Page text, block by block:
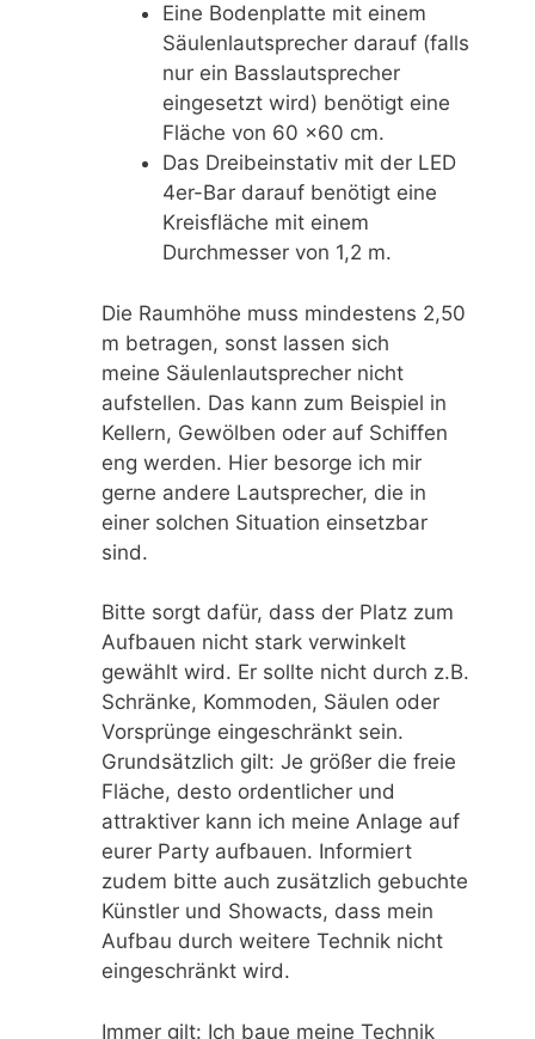
Eine Bodenplatte mit einem
Säulenlautsprecher darauf (falls
nur ein Basslautsprecher
eingesetzt wird) benötigt eine
Fläche von 60 x60 cm.
Das Dreibeinstativ mit der LED
4er-Bar darauf benötigt eine
Kreisfläche mit einem
Durchmesser von 1,2 m.
Die Raumhöhe muss mindestens 2,50
m betragen, sonst lassen sich
meine Säulenlautsprecher nicht
aufstellen. Das kann zum Beispiel in
Kellern, Gewölben oder auf Schiffen
eng werden. Hier besorge ich mir
gerne andere Lautsprecher, die in
einer solchen Situation einsetzbar
sind.
Bitte sorgt dafür, dass der Platz zum
Aufbauen nicht stark verwinkelt
gewählt wird. Er sollte nicht durch z.B.
Schränke, Kommoden, Säulen oder
Vorsprünge eingeschränkt sein.
Grundsätzlich gilt: Je größer die freie
Fläche, desto ordentlicher und
attraktiver kann ich meine Anlage auf
eurer Party aufbauen. Informiert
zudem bitte auch zusätzlich gebuchte
Künstler und Showacts, dass mein
Aufbau durch weitere Technik nicht
eingeschränkt wird.
Immer gilt: Ich baue meine Technik